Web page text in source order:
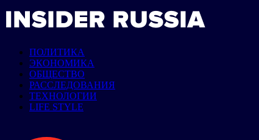
ПОЛИТИКА
ЭКОНОМИКА
ОБЩЕСТВО
РАССЛЕДОВАНИЯ
ТЕХНОЛОГИИ
LIFE STYLE